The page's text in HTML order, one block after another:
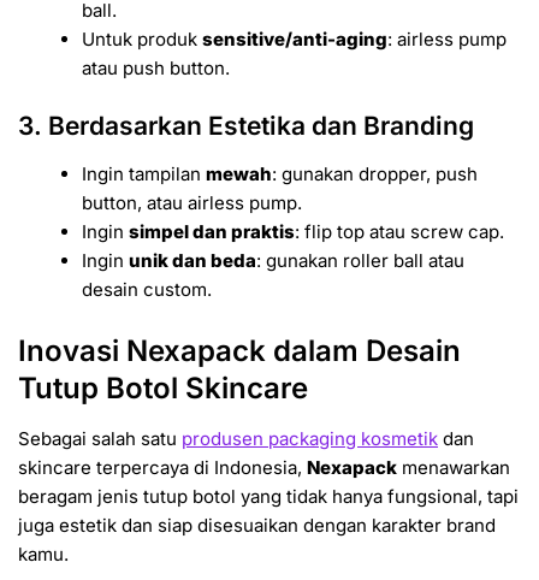
ball.
Untuk produksensitive/anti-aging: airless pump
atau push button.
3. Berdasarkan Estetika dan Branding
Ingin tampilanmewah: gunakan dropper, push
button, atau airless pump.
Inginsimpel dan praktis: flip top atau screw cap.
Inginunik dan beda: gunakan roller ball atau
desain custom.
Inovasi Nexapack dalam Desain
Tutup Botol Skincare
Sebagai salah satu produsen packaging kosmetik dan
skincare terpercaya di Indonesia, Nexapack menawarkan
beragam jenis tutup botol yang tidak hanya fungsional, tapi
juga estetik dan siap disesuaikan dengan karakter brand
kamu.